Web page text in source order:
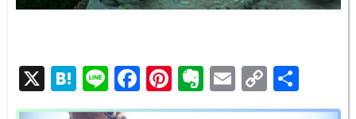
X H
at
Li
n
F
a
Pi
nt
E
v
E
m
C
o 有